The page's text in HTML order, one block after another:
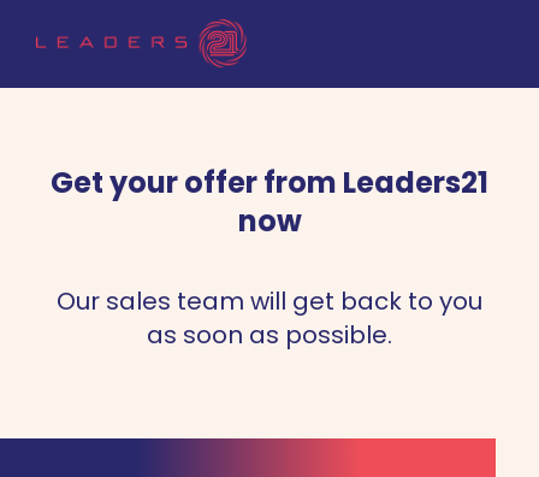
Get your offer from Leaders21
now
Our sales team will get back to you
as soon as possible.